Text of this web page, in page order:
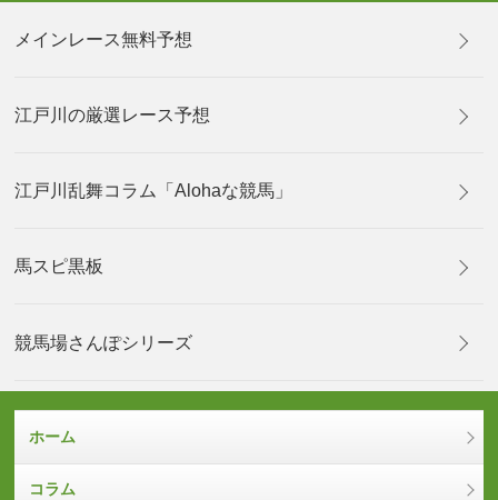
メインレース無料予想
江戸川の厳選レース予想
江戸川乱舞コラム「Alohaな競馬」
馬スピ黒板
競馬場さんぽシリーズ
ホーム
コラム